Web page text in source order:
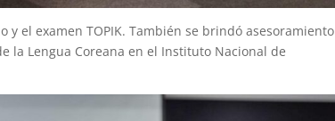
el examen TOPIK. También se brindó asesoramiento
la Lengua Coreana en el Instituto Nacional de